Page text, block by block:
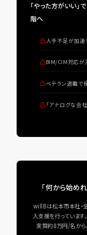
「やった方がいい」
階へ
人手不足が加速
BIM/CIM対応が
ベテラン退職で
「アナログな会
「何から始め
willBは松本市本社・
入支援を行っていま
実質約8万円/名から